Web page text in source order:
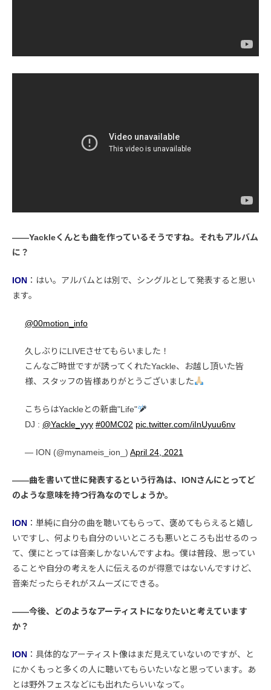
――Yackleくんとも曲を作っているそうですね。それもアルバム
に？
ION ：はい。アルバムとは別で、シングルとして発表すると思い
ます。
@00motion_info
久しぶりにLIVEさせてもらいました！
こんなご時世ですが誘ってくれたYackle、お越し頂いた皆
様、スタッフの皆様ありがとうございました
こちらはYackleとの新曲"Life"
DJ : @Yackle_yyy #00MC02 pic.twitter.com/iInUyuu6nv
— ION (@mynameis_ion_) April 24, 2021
――曲を書いて世に発表するという行為は、IONさんにとってど
のような意味を持つ行為なのでしょうか。
ION ：単純に自分の曲を聴いてもらって、褒めてもらえると嬉し
いですし、何よりも自分のいいところも悪いところも出せるのっ
て、僕にとっては音楽しかないんですよね。僕は普段、思ってい
ることや自分の考えを人に伝えるのが得意ではないんですけど、
音楽だったらそれがスムーズにできる。
――今後、どのようなアーティストになりたいと考えています
か？
ION ：具体的なアーティスト像はまだ見えていないのですが、と
にかくもっと多くの人に聴いてもらいたいなと思っています。あ
とは野外フェスなどにも出れたらいいなって。